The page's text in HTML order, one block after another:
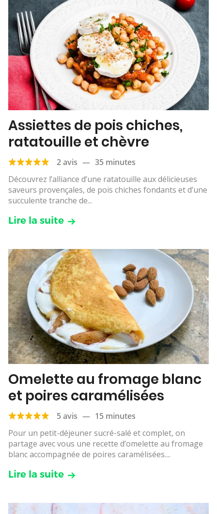
Assiettes de pois chiches,
ratatouille et chèvre
2 avis — 35 minutes
Découvrez l’alliance d’une ratatouille aux délicieuses
saveurs provençales, de pois chiches fondants et d’une
succulente tranche de...
Lire la suite
Omelette au fromage blanc
et poires caramélisées
5 avis — 15 minutes
Pour un petit-déjeuner sucré-salé et complet, on
partage avec vous une recette d’omelette au fromage
blanc accompagnée de poires caramélisées....
Lire la suite